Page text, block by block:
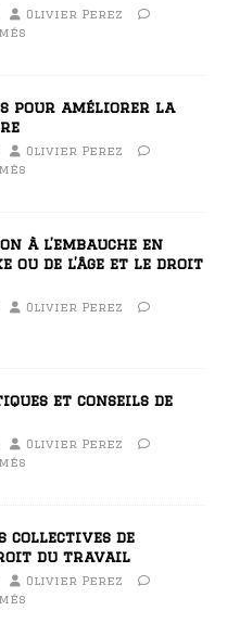
Olivier Perez
pour améliorer la
Olivier Perez
à l’embauche en
ou de l’âge et le droit
Olivier Perez
et conseils de
Olivier Perez
collectives de
du travail
Olivier Perez